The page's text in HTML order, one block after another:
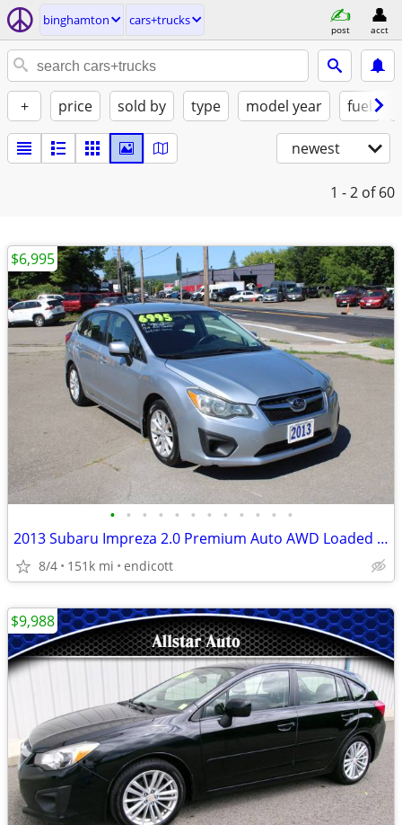
binghamton cars+trucks
post acct
+ price sold by type model year fuel
newest
1 - 2 of 60
• • • • • • • • • • • •
2013 Subaru Impreza 2.0 Premium Auto AWD Loaded Alloy's! Clean Carfax!
8/4 151k mi endicott
$6,995
$9,988